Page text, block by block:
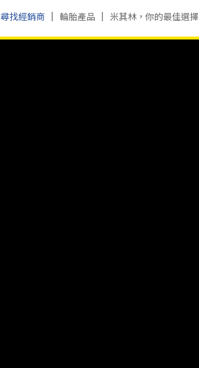
尋找經銷商 輪胎產品 米其林，你的最佳選擇